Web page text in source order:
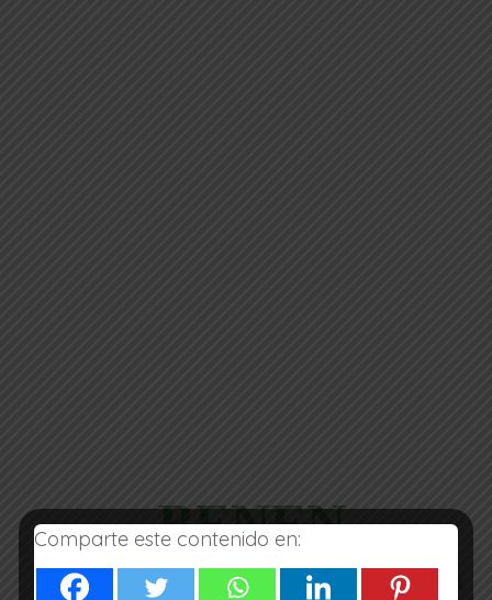
BENEN
LENGUA CASHINAHUA
Comparte este contenido en: